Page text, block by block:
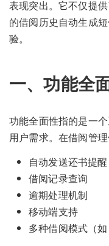
表现突出。它不仅提
的借阅历史自动生成
验。
一、功能全
功能全面性指的是一
用户需求。在借阅管
自动发送还书提醒
借阅记录查询
逾期处理机制
移动端支持
多种借阅模式（